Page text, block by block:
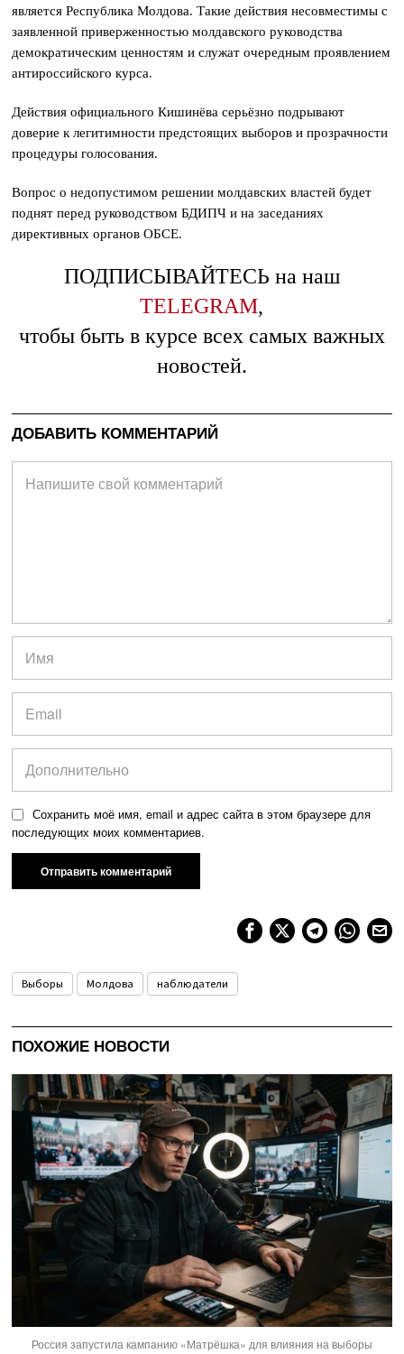
является Республика Молдова. Такие действия несовместимы с
заявленной приверженностью молдавского руководства
демократическим ценностям и служат очередным проявлением
антироссийского курса.
Действия официального Кишинёва серьёзно подрывают
доверие к легитимности предстоящих выборов и прозрачности
процедуры голосования.
Вопрос о недопустимом решении молдавских властей будет
поднят перед руководством БДИПЧ и на заседаниях
директивных органов ОБСЕ.
ПОДПИСЫВАЙТЕСЬ на наш
TELEGRAM,
чтобы быть в курсе всех самых важных
новостей.
ДОБАВИТЬ КОММЕНТАРИЙ
Сохранить моё имя, email и адрес сайта в этом браузере для
последующих моих комментариев.
Выборы Молдова наблюдатели
ПОХОЖИЕ НОВОСТИ
Россия запустила кампанию «Матрёшка» для влияния на выборы